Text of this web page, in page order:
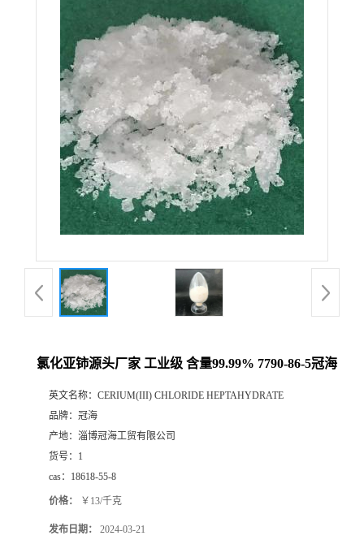
氯化亚铈源头厂家 工业级 含量99.99% 7790-86-5冠海
英文名称： CERIUM(III) CHLORIDE HEPTAHYDRATE
品牌： 冠海
产地： 淄博冠海工贸有限公司
货号： 1
cas： 18618-55-8
价格： ￥13/千克
发布日期： 2024-03-21